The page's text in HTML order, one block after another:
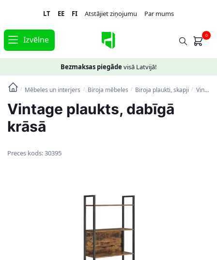
navigation
content
LT EE FI Atstājiet ziņojumu Par mums
Izvēlne 0
Bezmaksas piegāde visā Latvijā!
/ Mēbeles un interjers / Biroja mēbeles / Biroja plaukti, skapji / Vintage plaukts, dabīgā krāsā
Vintage plaukts, dabīgā
krāsā
Preces kods:30395